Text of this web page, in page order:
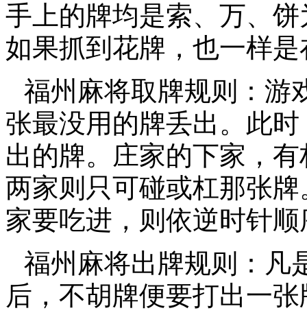
手上的牌均是索、万、
如果抓到花牌，也一样
福州麻将取牌规则：游
张最没用的牌丢出。此
出的牌。庄家的下家，
两家则只可碰或杠那张牌
家要吃进，则依逆时针
福州麻将出牌规则：凡
后，不胡牌便要打出一张